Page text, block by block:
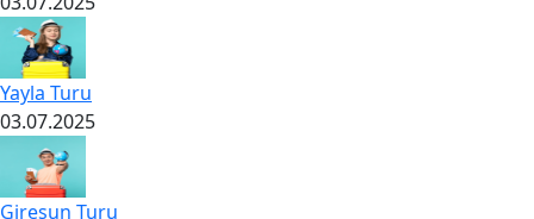
Yayla Turu
03.07.2025
Giresun Turu